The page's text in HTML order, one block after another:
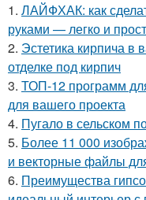
1. ЛАЙФХАК: как
руками — легко и
2. Эстетика кирпича в
отделке под кирпич
3. ТОП-12 программ
для вашего проекта
4. Пугало в сельском
5. Более 11 000
и векторные файлы
6. Преимущества